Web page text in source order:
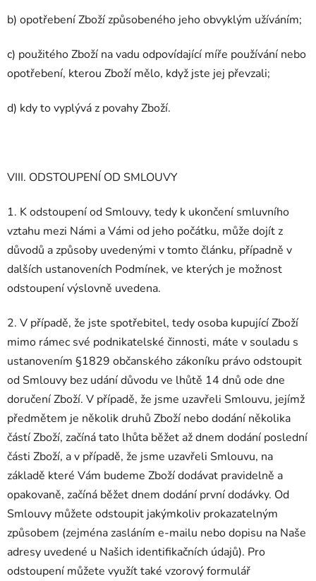
b) opotřebení Zboží způsobeného jeho obvyklým užíváním;
c) použitého Zboží na vadu odpovídající míře používání nebo
opotřebení, kterou Zboží mělo, když jste jej převzali;
d) kdy to vyplývá z povahy Zboží.
VIII. ODSTOUPENÍ OD SMLOUVY
1. K odstoupení od Smlouvy, tedy k ukončení smluvního
vztahu mezi Námi a Vámi od jeho počátku, může dojít z
důvodů a způsoby uvedenými v tomto článku, případně v
dalších ustanoveních Podmínek, ve kterých je možnost
odstoupení výslovně uvedena.
2. V případě, že jste spotřebitel, tedy osoba kupující Zboží
mimo rámec své podnikatelské činnosti, máte v souladu s
ustanovením §1829 občanského zákoníku právo odstoupit
od Smlouvy bez udání důvodu ve lhůtě 14 dnů ode dne
doručení Zboží. V případě, že jsme uzavřeli Smlouvu, jejímž
předmětem je několik druhů Zboží nebo dodání několika
částí Zboží, začíná tato lhůta běžet až dnem dodání poslední
části Zboží, a v případě, že jsme uzavřeli Smlouvu, na
základě které Vám budeme Zboží dodávat pravidelně a
opakovaně, začíná běžet dnem dodání první dodávky. Od
Smlouvy můžete odstoupit jakýmkoliv prokazatelným
způsobem (zejména zasláním e-mailu nebo dopisu na Naše
adresy uvedené u Našich identifikačních údajů). Pro
odstoupení můžete využít také vzorový formulář